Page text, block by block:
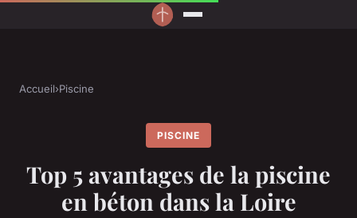
Accueil›Piscine
PISCINE
Top 5 avantages de la piscine
en béton dans la Loire